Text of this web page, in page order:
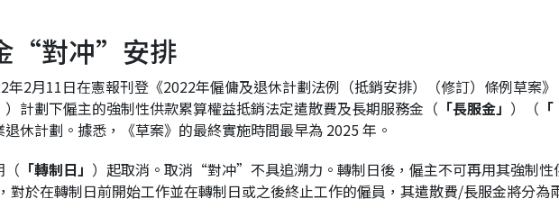
“對冲”安排
2月11日在憲報刊登《2022年僱傭及退休計劃法例（抵銷安排）（修訂）條例草案
）計劃下僱主的強制性供款累算權益抵銷法定遣散費及長期服務金（ 「長服金」 ）（
休計劃。據悉，《草案》的最終實施時間最早為 2025 年。
（ 「轉制日」 ）起取消。取消“對冲”不具追溯力。轉制日後，僱主不可再用其強制
於在轉制日前開始工作並在轉制日或之後終止工作的僱員，其遣散費/長服金將分為